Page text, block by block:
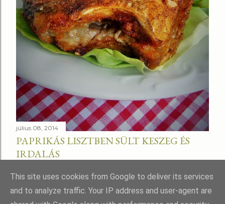
július 08, 2014
PAPRIKÁS LISZTBEN SÜLT KESZEG ÉS
IRDALÁS
This site uses cookies from Google to deliver its services
and to analyze traffic. Your IP address and user-agent are